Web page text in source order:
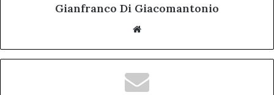
Gianfranco Di Giacomantonio